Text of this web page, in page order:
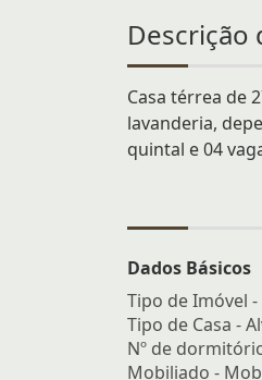
Descrição
Casa térrea de
lavanderia,
quintal e 04
Dados Básicos
Tipo de Imóvel -
Tipo de Casa -
Nº de
Mobiliado -